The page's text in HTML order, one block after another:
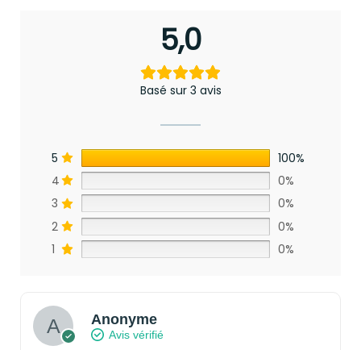
5,0
Basé sur 3 avis
5
100%
4
0%
3
0%
2
0%
1
0%
Anonyme
Avis vérifié